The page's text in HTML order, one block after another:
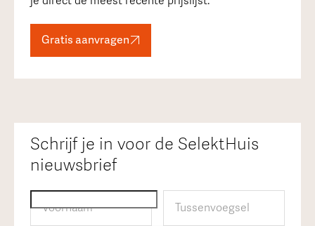
Gratis aanvragen
Schrijf je in voor de SelektHuis
nieuwsbrief